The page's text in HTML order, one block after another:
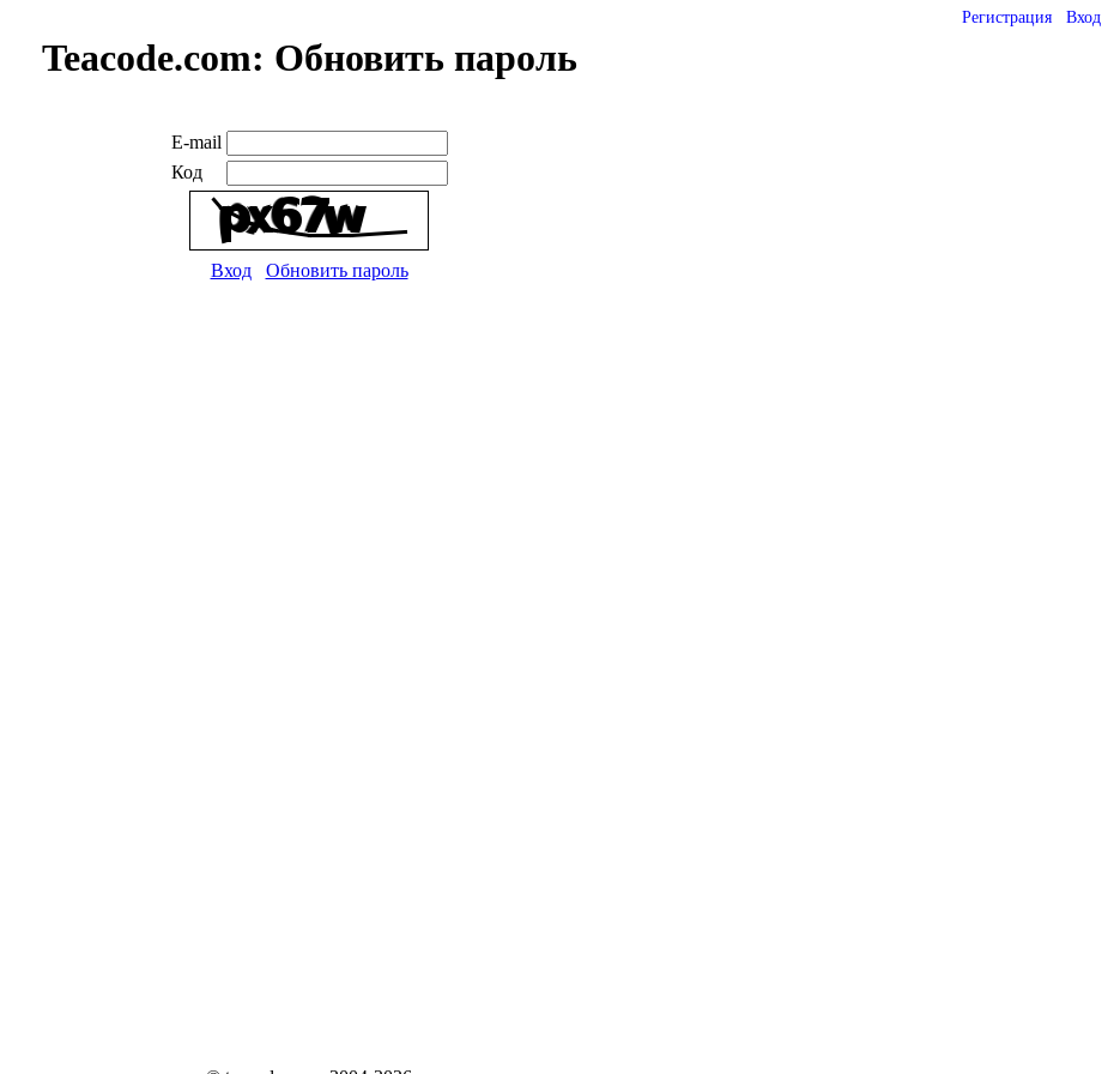
Регистрация Вход
Teacode.com: Обновить пароль
E-mail
Код
Вход Обновить пароль